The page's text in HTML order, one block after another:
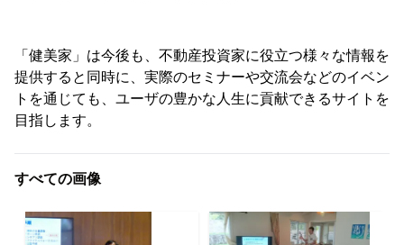
「健美家」は今後も、不動産投資家に役立つ様々な情報を
提供すると同時に、実際のセミナーや交流会などのイベン
トを通じても、ユーザの豊かな人生に貢献できるサイトを
目指します。
すべての画像